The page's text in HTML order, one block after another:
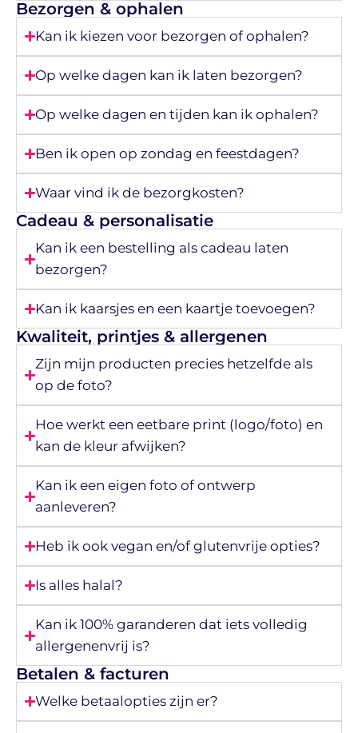
Bezorgen & ophalen
Kan ik kiezen voor bezorgen of ophalen?
Op welke dagen kan ik laten bezorgen?
Op welke dagen en tijden kan ik ophalen?
Ben ik open op zondag en feestdagen?
Waar vind ik de bezorgkosten?
Cadeau & personalisatie
Kan ik een bestelling als cadeau laten
bezorgen?
Kan ik kaarsjes en een kaartje toevoegen?
Kwaliteit, printjes & allergenen
Zijn mijn producten precies hetzelfde als
op de foto?
Hoe werkt een eetbare print (logo/foto) en
kan de kleur afwijken?
Kan ik een eigen foto of ontwerp
aanleveren?
Heb ik ook vegan en/of glutenvrije opties?
Is alles halal?
Kan ik 100% garanderen dat iets volledig
allergenenvrij is?
Betalen & facturen
Welke betaalopties zijn er?